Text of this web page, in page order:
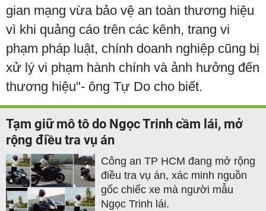
gian mạng vừa bảo vệ an toàn thương hiệu
vì khi quảng cáo trên các kênh, trang vi
phạm pháp luật, chính doanh nghiệp cũng bị
xử lý vi phạm hành chính và ảnh hưởng đến
thương hiệu"- ông Tự Do cho biết.
Tạm giữ mô tô do Ngọc Trinh cầm lái, mở
rộng điều tra vụ án
Công an TP HCM đang mở rộng
điều tra vụ án, xác minh nguồn
gốc chiếc xe mà người mẫu
Ngọc Trinh lái.